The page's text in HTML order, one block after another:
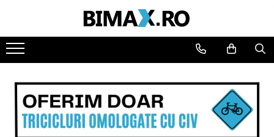
Toate Produsele
Triciclete Electrice
⬇ TIPURI
➔ Cu 1 Loc
➔ Cu 2 Locuri
➔ Acoperita